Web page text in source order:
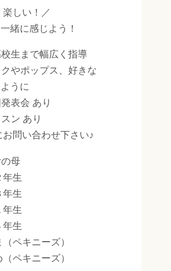
楽しい！／
緒に感じよう！
生まで幅広く指導
やポップス、好きな
うに
表会 あり
ン あり
問い合わせ下さい♪
母
年生
年生
年生
年生
ペキニーズ）
ペキニーズ）